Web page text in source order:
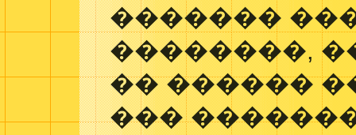
�������
��������,
�� ������
���